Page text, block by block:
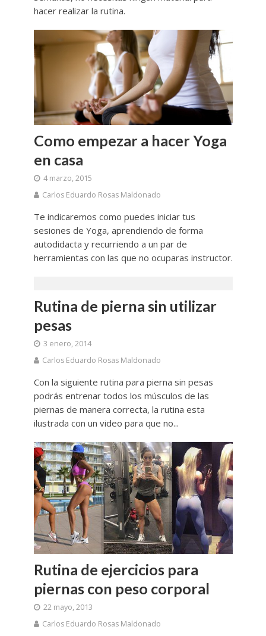
hacer realizar la rutina.
Como empezar a hacer Yoga
en casa
4 marzo, 2015
Carlos Eduardo Rosas Maldonado
Te indicaremos como puedes iniciar tus
sesiones de Yoga, aprendiendo de forma
autodidacta y recurriendo a un par de
herramientas con las que no ocuparas instructor.
Rutina de pierna sin utilizar
pesas
3 enero, 2014
Carlos Eduardo Rosas Maldonado
Con la siguiente rutina para pierna sin pesas
podrás entrenar todos los músculos de las
piernas de manera correcta, la rutina esta
ilustrada con un video para que no...
Rutina de ejercicios para
piernas con peso corporal
22 mayo, 2013
Carlos Eduardo Rosas Maldonado